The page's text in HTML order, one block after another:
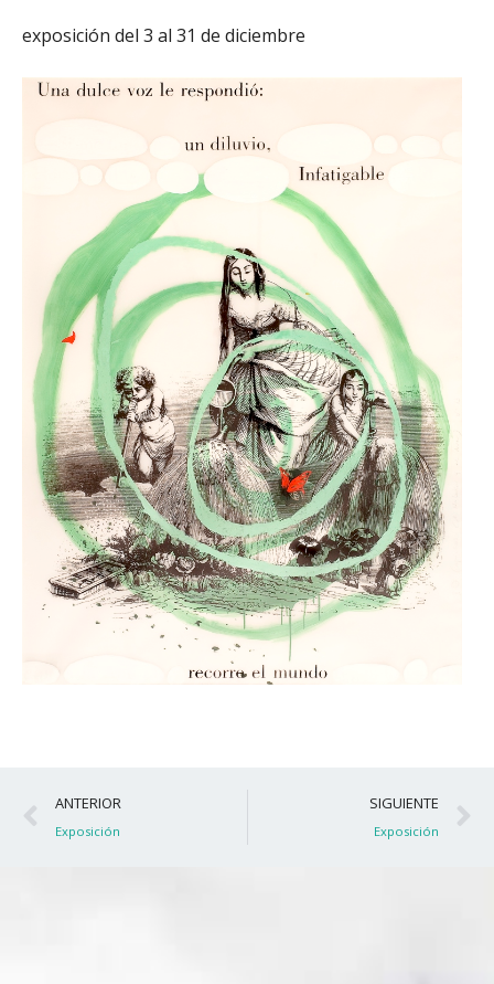
exposición del 3 al 31 de diciembre
Ant
ANTERIOR
Exposición
SIGUIENTE
Exposición